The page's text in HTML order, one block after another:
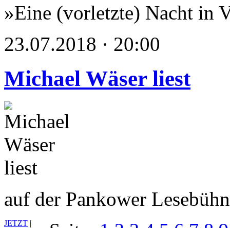
»Eine (vorletzte) Nacht in
23.07.2018 · 20:00
Michael Wäser liest
auf der Pankower
JETZT |